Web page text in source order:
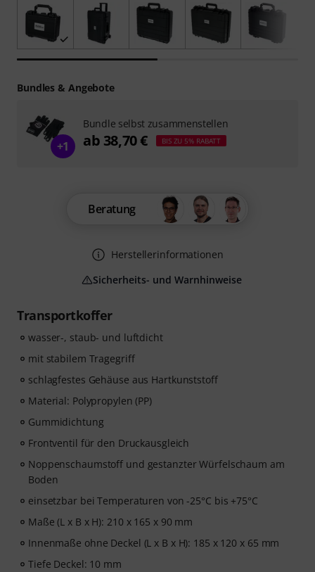
Transportkoffer
wasser-, staub- und luftdicht
mit stabilem Tragegriff
schlagfestes Gehäuse aus Hartkunststoff
Material: Polypropylen (PP)
Gummidichtung
Frontventil für den Druckausgleich
Noppenschaumstoff und gestanzter Würfelschaum am
Boden
einsetzbar bei Temperaturen von -25°C bis +75°C
Maße (L x B x H): 210 x 165 x 90 mm
Innenmaße ohne Deckel (L x B x H): 185 x 120 x 65 mm
Tiefe Deckel: 10 mm
Beratung
Herstellerinformationen
Sicherheits- und Warnhinweise
Bundles & Angebote
+1
Bundle selbst zusammenstellen
ab 38,70 € BIS ZU 5% RABATT